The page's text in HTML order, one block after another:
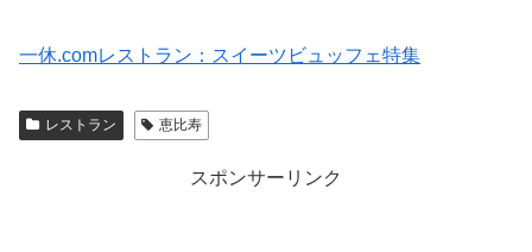
一休.comレストラン：スイーツビュッフェ特集
レストラン 恵比寿
スポンサーリンク